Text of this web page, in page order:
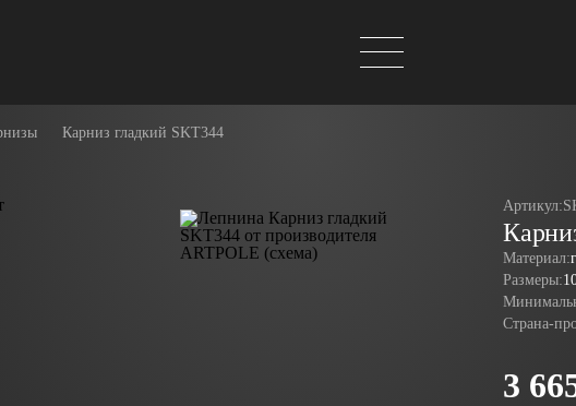
Карниз гладкий SKT344
Артикул:
Материал:
Размеры:
Страна-
3